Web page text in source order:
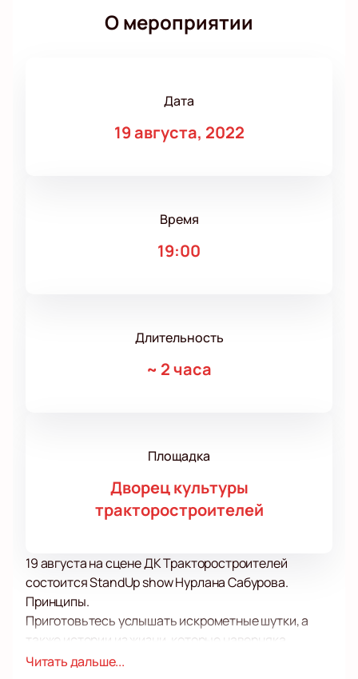
О мероприятии
Дата
19 августа, 2022
Время
19:00
Длительность
~ 2 часа
Площадка
Дворец культуры
тракторостроителей
19 августа на сцене ДК Тракторостроителей
состоится StandUp show Нурлана Сабурова.
Принципы.
Приготовьтесь услышать искрометные шутки, а
также истории из жизни, которые наверняка
случались и с вами! Секрет успеха стендапа как
Читать дальше...